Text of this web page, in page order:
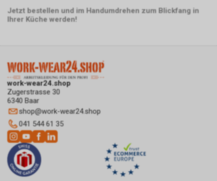
Jetzt bestellen und im Handumdrehen zum Blickfang in
Ihrer Küche werden!
work-wear24.shop
Zugerstrasse 30
6340 Baar
shop@work-wear24.shop
041 544 61 35
über die anschliessend
werden hierdurch allerdings in
die Lage versetzt, Sie auf
Browsers können Sie zudem die
Gleichzeitig können Sie bereits
gespeicherte Cookies jederzeit
löschen. Die hierfür
erforderlichen Schritte und